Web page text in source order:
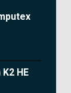
HE